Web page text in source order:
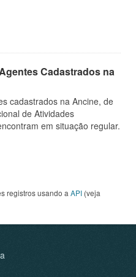
Cadastrados na
cadastrados na Ancine, de
de Atividades
em situação regular.
registros usando a API (veja